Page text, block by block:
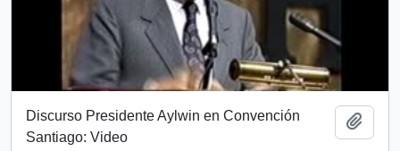
Discurso Presidente Aylwin en Convención
Santiago: Video